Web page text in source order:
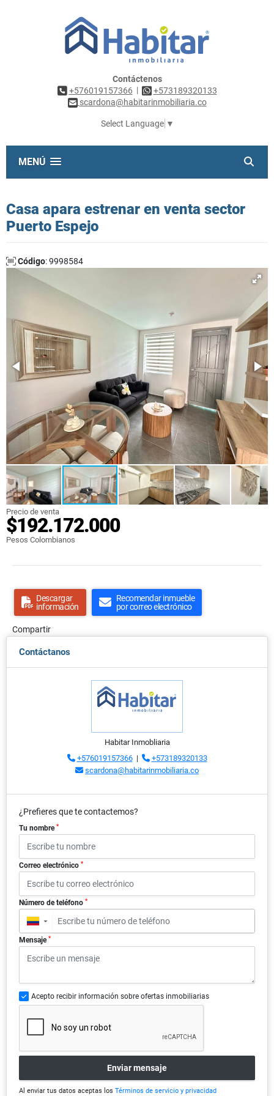
Contáctenos
+576019157366 |
+573189320133
scardona@habitarinmobiliaria.co
Select Language ▼
MENÚ
Casa apara estrenar en venta sector
Puerto Espejo
Código: 9998584
Precio de venta
$192.172.000
Pesos Colombianos
Descargar
información
Recomendar inmueble
por correo electrónico
Compartir
Contáctanos
Habitar Inmobliaria
+576019157366|
+573189320133
scardona@habitarinmobiliaria.co
¿Prefieres que te contactemos?
Tu nombre *
Correo electrónico *
Número de teléfono *
▼
Mensaje *
Acepto recibir información sobre ofertas inmobiliarias
Enviar mensaje
Al enviar tus datos aceptas los Términos de servicio y privacidad